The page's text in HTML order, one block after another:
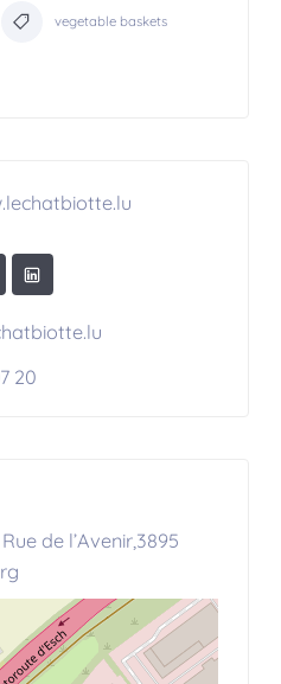
vegetable baskets
20
de l’Avenir,3895